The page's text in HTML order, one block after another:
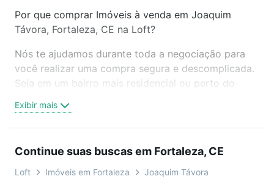
Por que comprar Imóveis à venda em Joaquim
Távora, Fortaleza, CE na Loft?
Nós te ajudamos durante toda a negociação para
você realizar uma compra segura e descomplicada.
Seja em um bairro mais residencial ou perto do
oferta ideal de Imóveis à venda em Joaquim Távora,
Fortaleza, CE para conquistar seu sonho. Agende
sem compromisso e você ainda conta com mais de
46 mil corretores e imobiliárias te ajudando na
Exibir mais
Continue suas buscas em Fortaleza, CE
Loft Imóveis em Fortaleza Joaquim Távora